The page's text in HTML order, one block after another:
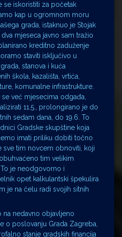
se iskoristiti za početak
kap u ogromnom moru
grada, istaknuo je Stojak
mjeseca javno sam tražio
kreditno zaduženje
staviti isključivo u
stanova i kuća
škola, kazališta, vrtića,
komunalne infrastrukture.
se već mjesecima odgađa,
11.5., prolongirano je do
sedam dana, do 19.6. To
Gradske skupštine koja
imati priliku dobiti točno
sve tim novcem obnoviti, koji
tim velikim
je neodgovorno i
opet kalkulantski špekulira
je na čelu radi svojih sitnih
na nedavno objavljeno
o poslovanju Grada Zagreba,
stanje gradskih financija